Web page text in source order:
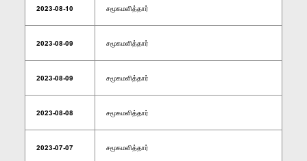
2023-08-10 சமூகமளித்தார்
2023-08-09 சமூகமளித்தார்
2023-08-09 சமூகமளித்தார்
2023-08-08 சமூகமளித்தார்
2023-07-07 சமூகமளித்தார்